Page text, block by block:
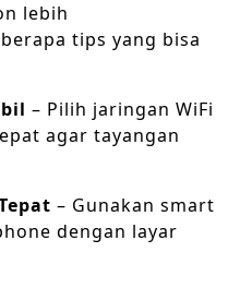
lebih
tips yang bisa
– Pilih jaringan WiFi
agar tayangan
– Gunakan smart
dengan layar